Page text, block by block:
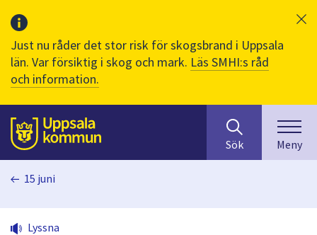
Just nu råder det stor risk för skogsbrand i Uppsala
län. Var försiktig i skog och mark. Läs SMHI:s råd
och information.
Till sidans
huvudinnehåll
efter
innehåll
på
Sök Meny
15 juni
Lyssna